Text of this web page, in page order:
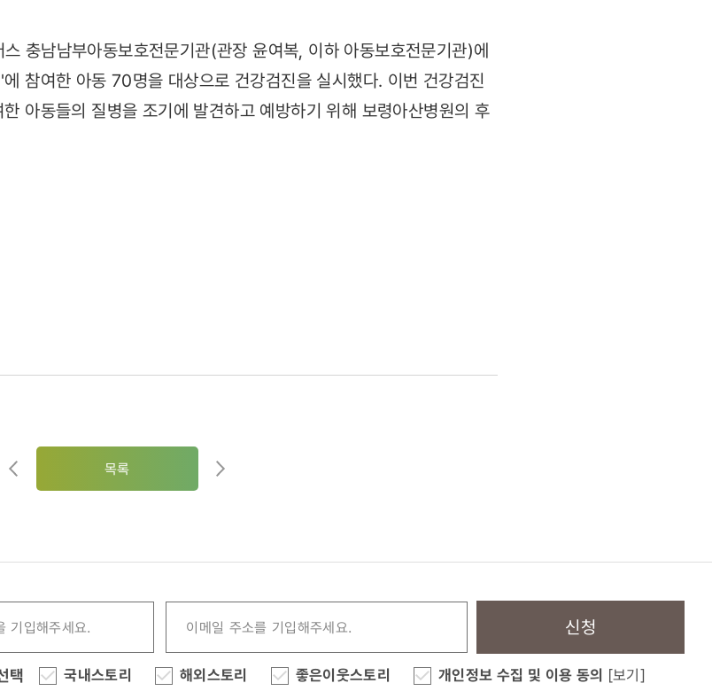
충남남부아동보호전문기관(관장 윤여복, 이하 아동보호전문기관)에
참여한 아동 70명을 대상으로 건강검진을 실시했다. 이번 건강검진
아동들의 질병을 조기에 발견하고 예방하기 위해 보령아산병원의 후
목록
신청
택 국내스토리 해외스토리 좋은이웃스토리 개인정보 수집 및 이용 동의 [보기]